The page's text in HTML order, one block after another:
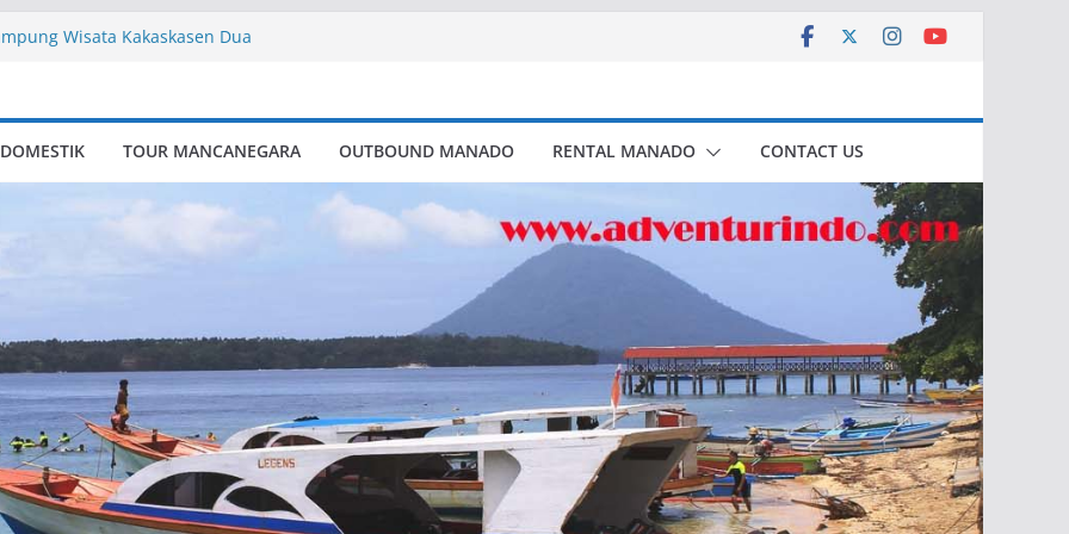
Wisata Kakaskasen Dua
TOUR MANCANEGARA OUTBOUND MANADO RENTAL MANADO CONTACT US